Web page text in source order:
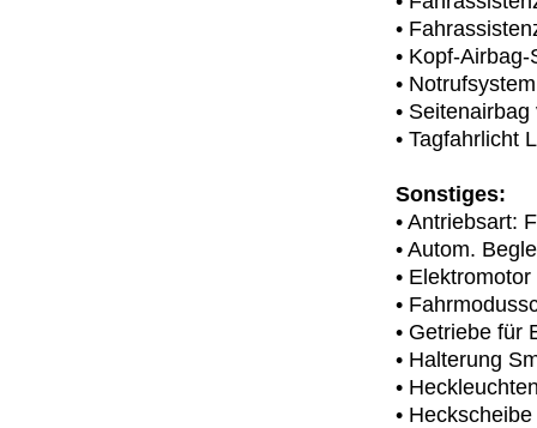
•
• Kopf-
•
• Seitenairbag
• Tagfahrlicht
Sonstiges:
• Antriebsart:
• Autom.
•
•
• Getriebe für
• Halterung
•
•